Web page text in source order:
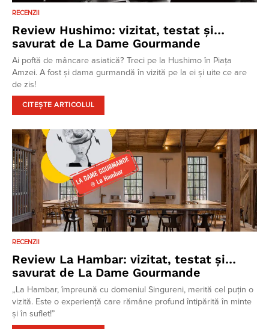
RECENZII
Review Hushimo: vizitat, testat și…
savurat de La Dame Gourmande
Ai poftă de mâncare asiatică? Treci pe la Hushimo în Piața
Amzei. A fost și dama gurmandă în vizită pe la ei și uite ce are
de zis!
CITEȘTE ARTICOLUL
RECENZII
Review La Hambar: vizitat, testat și…
savurat de La Dame Gourmande
„La Hambar, împreună cu domeniul Singureni, merită cel puțin o
vizită. Este o experiență care rămâne profund întipărită în minte
și în suflet!”